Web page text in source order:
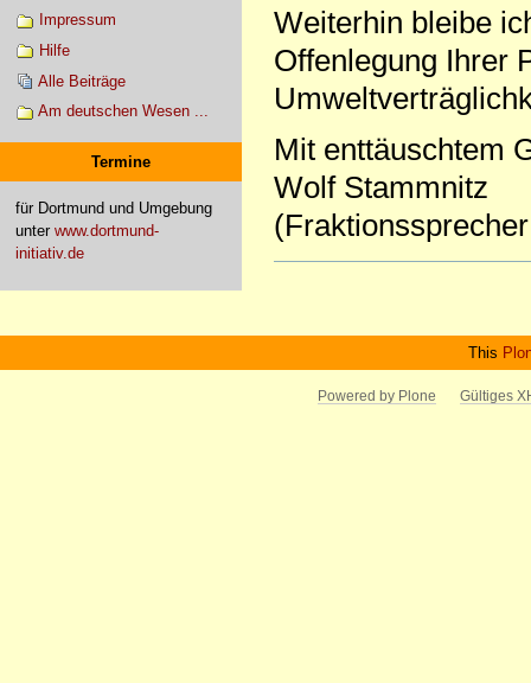
Impressum
Hilfe
Alle Beiträge
Am deutschen Wesen ...
Termine
für Dortmund und Umgebung
unter www.dortmund-
initiativ.de
Weiterhin bleibe
Offenlegung Ihrer
Mit enttäuschtem
Wolf Stammnitz
This
Powered by Plone Gültiges